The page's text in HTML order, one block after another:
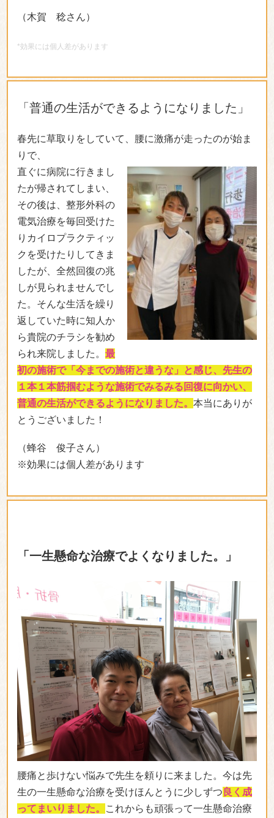
（木賀 稔さん）
*効果には個人差があります
「普通の生活ができるようになりました」
春先に草取りをしていて、腰に激痛が走ったのが始ま
りで、
直ぐに病院に行きまし
たが帰されてしまい、
その後は、整形外科の
電気治療を毎回受けた
りカイロプラクティッ
クを受けたりしてきま
したが、全然回復の兆
しが見られませんでし
た。そんな生活を繰り
返していた時に知人か
ら貴院のチラシを勧め
られ来院しました。 最
初の施術で「今までの施術と違うな」と感じ、先生の
１本１本筋掴むような施術でみるみる回復に向かい、
普通の生活ができるようになりました。 本当にありが
とうございました！
（蜂谷 俊子さん）
※効果には個人差があります
「一生懸命な治療でよくなりました。」
腰痛と歩けない悩みで先生を頼りに来ました。今は先
生の一生懸命な治療を受けほんとうに少しずつ 良く成
ってまいりました。
これからも頑張って一生懸命治療